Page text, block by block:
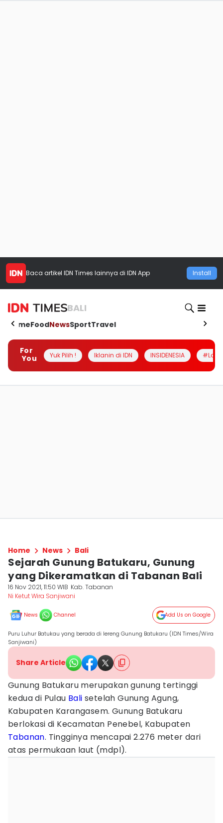
Baca artikel IDN Times lainnya di IDN App Install
BALI
HomeFoodNewsSportTravel
For
You
Yuk Pilih ! Iklanin di IDN INSIDENESIA
Home News Bali
Sejarah Gunung Batukaru, Gunung
yang Dikeramatkan di Tabanan Bali
16 Nov 2021, 11:50 WIB Kab. Tabanan
Ni Ketut Wira Sanjiwani
News Channel Add Us on Google
Puru Luhur Batukau yang berada di lereng Gunung Batukaru (IDN Times/Wira
Sanjiwani)
Share Article
Gunung Batukaru merupakan gunung tertinggi
kedua di Pulau Bali setelah Gunung Agung,
Kabupaten Karangasem. Gunung Batukaru
berlokasi di Kecamatan Penebel, Kabupaten
Tabanan. Tingginya mencapai 2.276 meter dari
atas permukaan laut (mdpl).